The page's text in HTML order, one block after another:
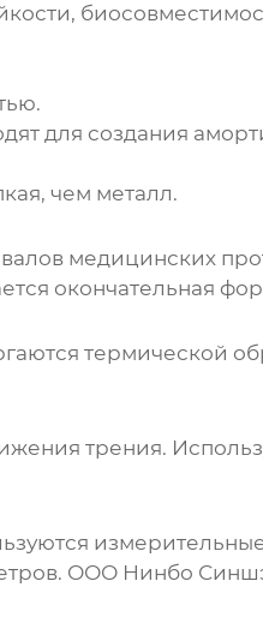
для создания
чем металл.
валов медицинских
окончательная
термической
трения.
ООО Нинбо